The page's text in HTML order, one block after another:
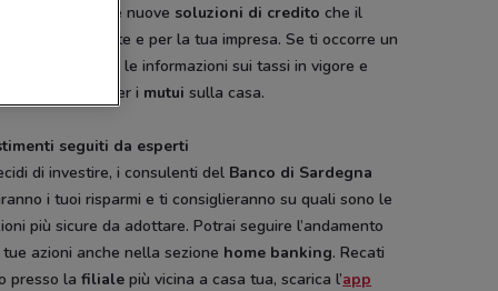
illustrate tutte le nuove soluzioni di credito che il
ha ideato per te e per la tua impresa. Se ti occorre un
troverai tutte le informazioni sui tassi in vigore e
opzioni anche per i mutui sulla casa.
seguiti da esperti
di investire, i consulenti del Banco di Sardegna
i tuoi risparmi e ti consiglieranno su quali sono le
più sicure da adottare. Potrai seguire l’andamento
azioni anche nella sezione home banking. Recati
presso lafiliale più vicina a casa tua, scarica l’app